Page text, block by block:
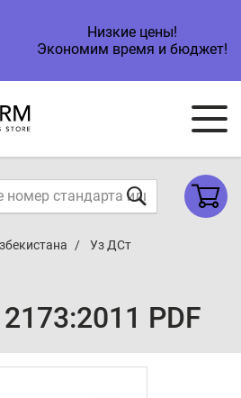
Низкие цены!
Экономим время и бюджет!
Уз ДСт
2173:2011 PDF